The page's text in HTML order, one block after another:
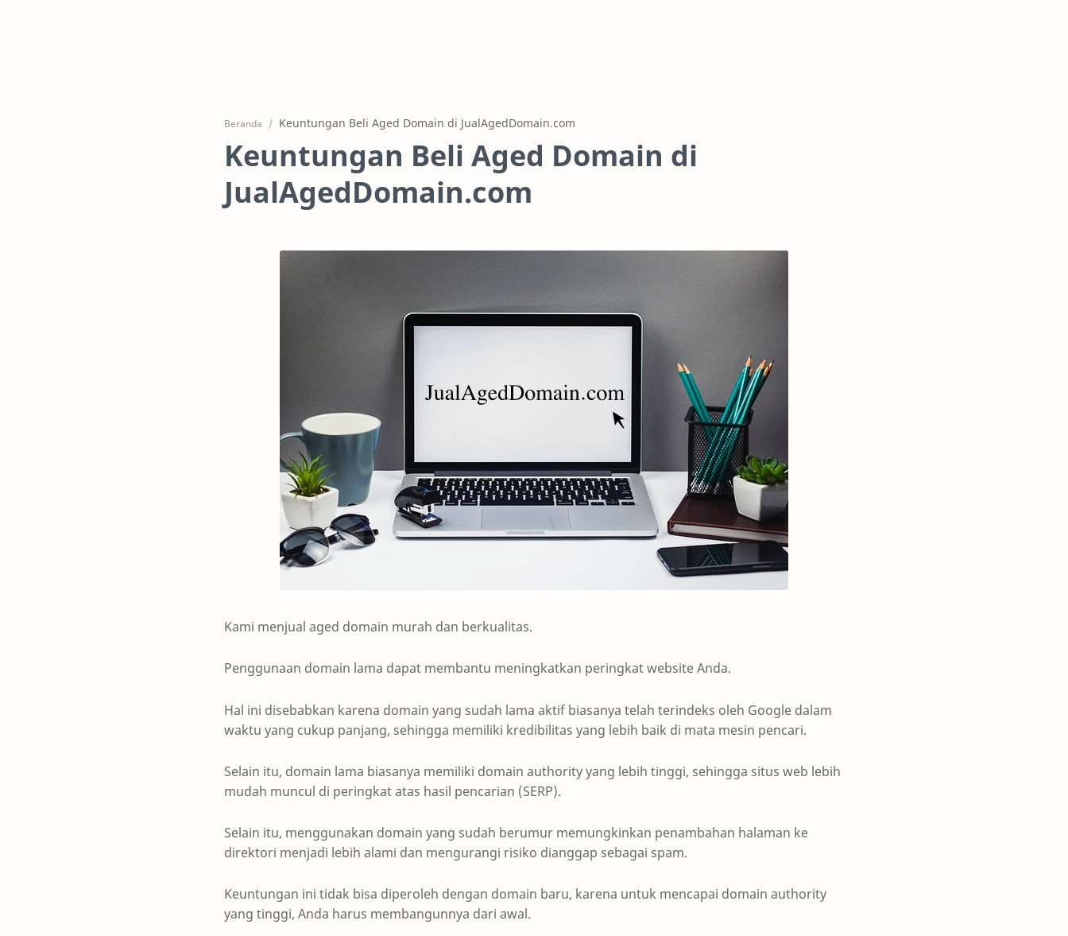
Beranda
Keuntungan Beli Aged Domain di
JualAgedDomain.com
Kami menjual aged domain murah dan berkualitas.
Penggunaan domain lama dapat membantu meningkatkan peringkat website Anda.
Hal ini disebabkan karena domain yang sudah lama aktif biasanya telah terindeks oleh Google dalam
waktu yang cukup panjang, sehingga memiliki kredibilitas yang lebih baik di mata mesin pencari.
Selain itu, domain lama biasanya memiliki domain authority yang lebih tinggi, sehingga situs web lebih
mudah muncul di peringkat atas hasil pencarian (SERP).
Selain itu, menggunakan domain yang sudah berumur memungkinkan penambahan halaman ke
direktori menjadi lebih alami dan mengurangi risiko dianggap sebagai spam.
Keuntungan ini tidak bisa diperoleh dengan domain baru, karena untuk mencapai domain authority
yang tinggi, Anda harus membangunnya dari awal.